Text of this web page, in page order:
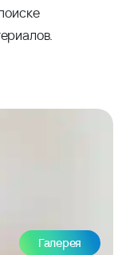
Галерея